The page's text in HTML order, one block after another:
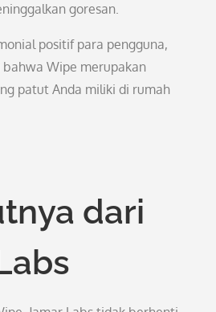
goresan.
positif para pengguna,
Wipe merupakan
patut Anda miliki di rumah
dari